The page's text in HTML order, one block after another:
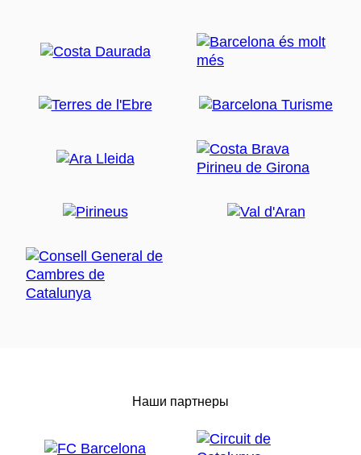
Наши партнеры